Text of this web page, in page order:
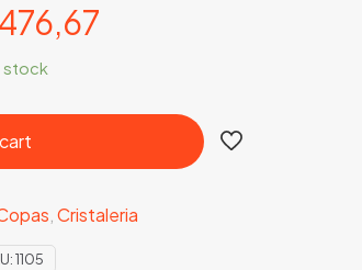
stock
1105
Cristaleria